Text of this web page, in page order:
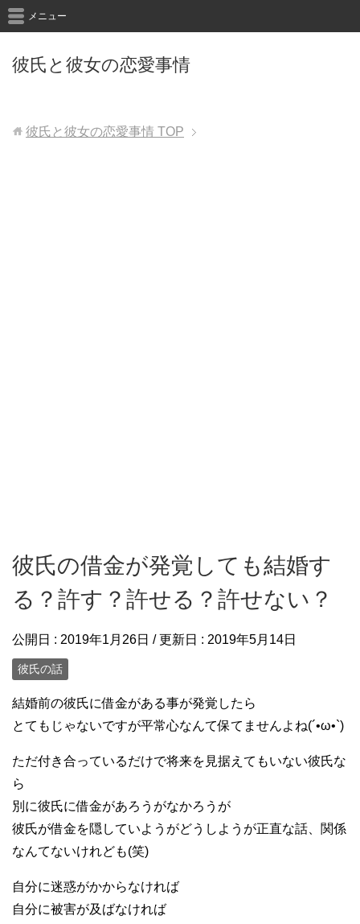
彼氏と彼女の恋愛事情
メニュー
彼氏と彼女の恋愛事情 TOP
彼氏の借金が発覚しても結婚す
る？許す？許せる？許せない？
公開日 : 2019年1月26日 / 更新日 : 2019年5月14日
彼氏の話
結婚前の彼氏に借金がある事が発覚したら
とてもじゃないですが平常心なんて保てませんよね(´•ω•`)
ただ付き合っているだけで将来を見据えてもいない彼氏な
ら
別に彼氏に借金があろうがなかろうが
彼氏が借金を隠していようがどうしようが正直な話、関係
なんてないけれども(笑)
自分に迷惑がかからなければ
自分に被害が及ばなければ